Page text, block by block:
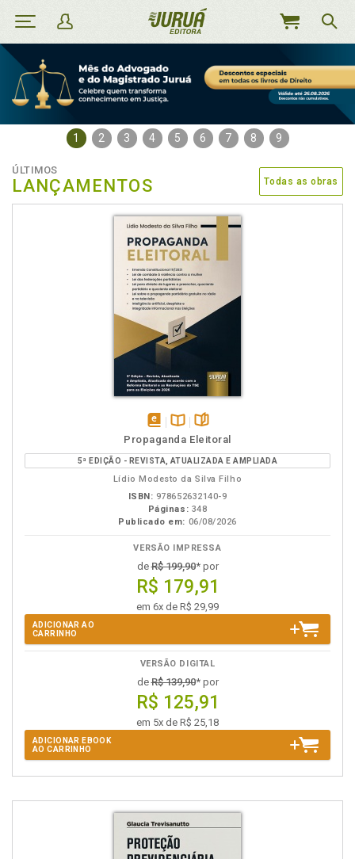
MEU
1 2 3 4 5 6 7 8 9
ÚLTIMOS
LANÇAMENTOS Todas as obras
disponível
em
eBook
Disponível
na
B.V.
páginas
Propaganda Eleitoral
5ª EDIÇÃO - REVISTA, ATUALIZADA E AMPLIADA
Lídio Modesto da Silva Filho
ISBN: 978652632140-9
Páginas: 348
Publicado em: 06/08/2026
VERSÃO IMPRESSA
deR$ 199,90* por
R$ 179,91
em 6x de R$ 29,99
ADICIONAR AO
CARRINHO
VERSÃO DIGITAL
deR$ 139,90* por
R$ 125,91
em 5x de R$ 25,18
ADICIONAR EBOOK
AO CARRINHO